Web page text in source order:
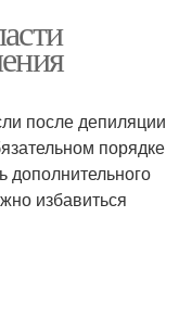
после депиляции
порядке
дополнительного
избавиться